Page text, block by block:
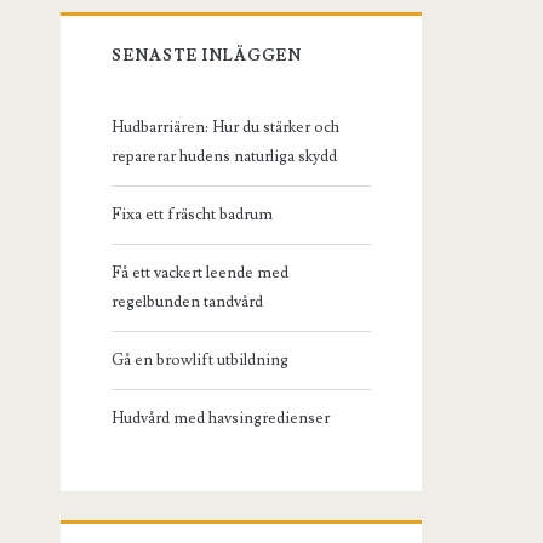
SENASTE INLÄGGEN
Hudbarriären: Hur du stärker och
reparerar hudens naturliga skydd
Fixa ett fräscht badrum
Få ett vackert leende med
regelbunden tandvård
Gå en browlift utbildning
Hudvård med havsingredienser